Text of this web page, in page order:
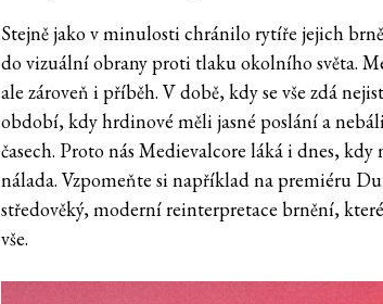
Stejně jako v minulosti chránilo rytíře jejich
do vizuální obrany proti tlaku okolního světa.
ale zároveň i příběh. V době, kdy se vše zdá
období, kdy hrdinové měli jasné poslání a
časech. Proto nás Medievalcore láká i dnes, kdy
nálada. Vzpomeňte si například na premiéru
středověký, moderní reinterpretace brnění,
vše.